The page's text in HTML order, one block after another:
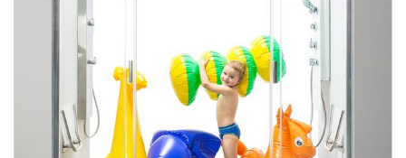
Сиденья OVO для душевых уголков
Полотенцесушители
Гидромассаж для ванны